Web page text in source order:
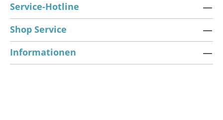
Service-Hotline
Shop Service
Informationen